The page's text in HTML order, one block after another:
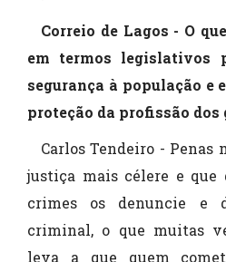
Correio de Lagos - O
em termos legislativos
segurança à população e
proteção da profissão
Carlos Tendeiro -
justiça mais célere e que
crimes os denuncie e
criminal, o que muitas
leva a que quem